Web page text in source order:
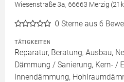
Wiesenstraße 3a, 66663 Merzig
0 Sterne aus 6
TÄTIGKEITEN
Reparatur, Beratung, Ausbau,
Dämmung / Sanierung, Kern- /
Innendämmung,